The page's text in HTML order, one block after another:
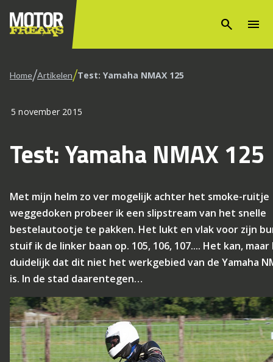
search menu
Home/Artikelen/Test: Yamaha NMAX 125
5 november 2015
Test: Yamaha NMAX 125
Met mijn helm zo ver mogelijk achter het smoke-ruitje
weggedoken probeer ik een slipstream van het snelle
bestelautootje te pakken. Het lukt en vlak voor zijn
stuif ik de linker baan op. 105, 106, 107.... Het kan,
duidelijk dat dit niet het werkgebied van de Yamaha
is. In de stad daarentegen…